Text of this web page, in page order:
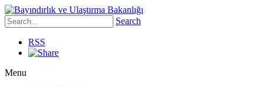
Search
RSS
Menu